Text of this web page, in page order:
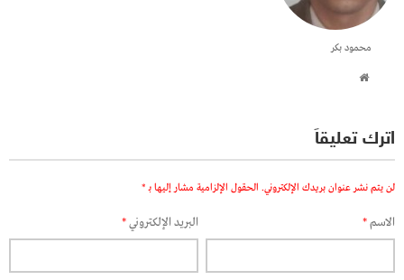
محمود بكر
اترك تعليقاً
لن يتم نشر عنوان بريدك الإلكتروني. الحقول الإلزامية مشار إليها بـ *
الاسم* البريد الإلكتروني*